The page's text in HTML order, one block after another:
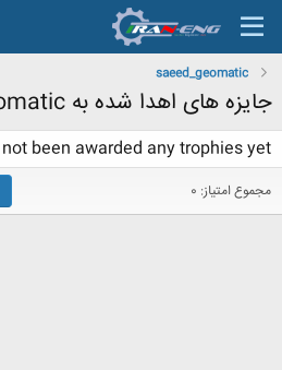
saeed_geomatic
جایزه های اهدا شده به saeed_geomatic
been awarded any trophies yet.
مجموع امتیاز: 0